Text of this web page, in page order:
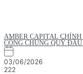
AMBER CAPITAL
CÔNG CHÚNG QUỸ
03/06/2026
222